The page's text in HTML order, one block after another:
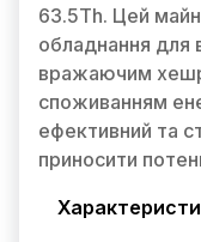
63.5Th. Цей
обладнання для
вражаючим
споживанням
ефективний та
приносити